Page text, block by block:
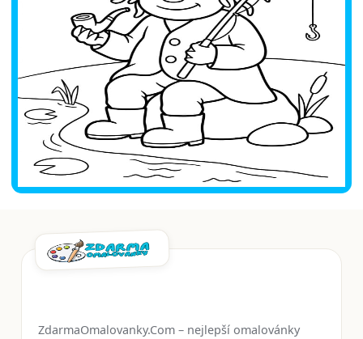
ZdarmaOmalovanky.Com – nejlepší omalovánky